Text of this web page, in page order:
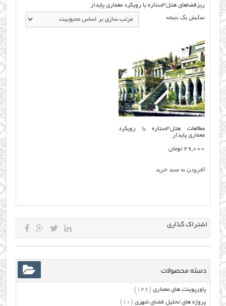
ریزفضاهای هتل3ستاره با رویکرد معماری پایدار
نمایش یک نتیجه
مطالعات هتل۳ستاره با رویکرد
معماری پایدار
29,000 تومان
افزودن به سبد خرید
اشتراک گذاری
دسته محصولات
پاورپوینت های معماری (146)
پروژه های تحلیل فضای شهری (10)